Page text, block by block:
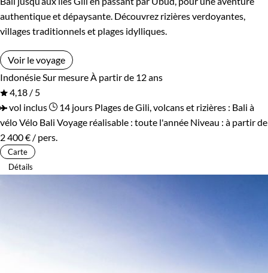
authentique et dépaysante. Découvrez rizières verdoyantes,
villages traditionnels et plages idylliques.
Voir le voyage
Indonésie Sur mesure À partir de 12 ans
4,18 / 5
vol inclus
14 jours Plages de Gili, volcans et rizières : Bali à
véloVélo Bali Voyage réalisable : toute l'année Niveau : à partir de
2 400 € / pers.
Carte
Détails